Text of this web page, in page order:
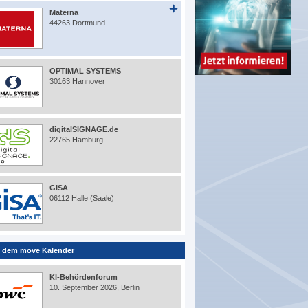
Materna
44263 Dortmund
OPTIMAL SYSTEMS
30163 Hannover
digitalSIGNAGE.de
22765 Hamburg
GISA
06112 Halle (Saale)
dem move Kalender
KI-Behördenforum
10. September 2026, Berlin